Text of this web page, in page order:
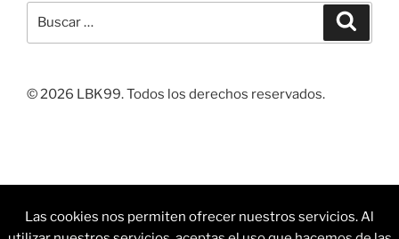
Buscar
por:
© 2026 LBK99. Todos los derechos reservados.
electrónico
Las cookies nos permiten ofrecer nuestros servicios. Al